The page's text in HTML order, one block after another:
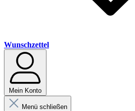
Wunschzettel
Mein Konto
Menü schließen